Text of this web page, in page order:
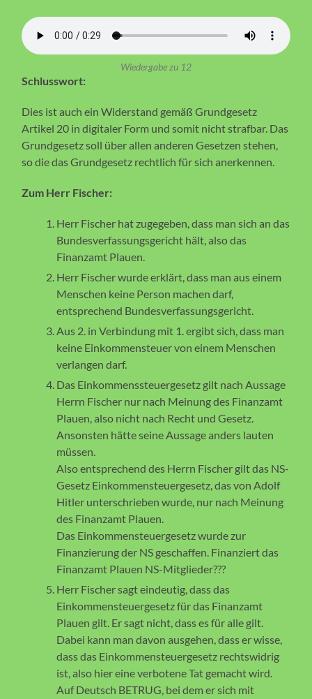
Wiedergabe zu 12
Schlusswort:
Dies ist auch ein Widerstand gemäß Grundgesetz
Artikel 20 in digitaler Form und somit nicht strafbar. Das
Grundgesetz soll über allen anderen Gesetzen stehen,
so die das Grundgesetz rechtlich für sich anerkennen.
Zum Herr Fischer:
Herr Fischer hat zugegeben, dass man sich an das
Bundesverfassungsgericht hält, also das
Finanzamt Plauen.
Herr Fischer wurde erklärt, dass man aus einem
Menschen keine Person machen darf,
entsprechend Bundesverfassungsgericht.
Aus 2. in Verbindung mit 1. ergibt sich, dass man
keine Einkommensteuer von einem Menschen
verlangen darf.
Das Einkommenssteuergesetz gilt nach Aussage
Herrn Fischer nur nach Meinung des Finanzamt
Plauen, also nicht nach Recht und Gesetz.
Ansonsten hätte seine Aussage anders lauten
müssen.
Also entsprechend des Herrn Fischer gilt das NS-
Gesetz Einkommensteuergesetz, das von Adolf
Hitler unterschrieben wurde, nur nach Meinung
des Finanzamt Plauen.
Das Einkommensteuergesetz wurde zur
Finanzierung der NS geschaffen. Finanziert das
Finanzamt Plauen NS-Mitglieder???
Herr Fischer sagt eindeutig, dass das
Einkommensteuergesetz für das Finanzamt
Plauen gilt. Er sagt nicht, dass es für alle gilt.
Dabei kann man davon ausgehen, dass er wisse,
dass das Einkommensteuergesetz rechtswidrig
ist, also hier eine verbotene Tat gemacht wird.
Auf Deutsch BETRUG, bei dem er sich mit